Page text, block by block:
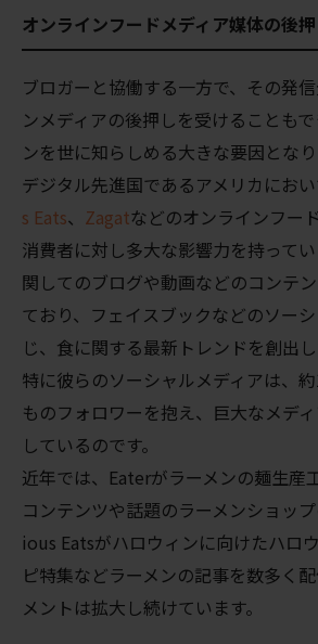
オンラインフードメディア媒体の後
ブロガーと協働する一方で、その発
ンメディアの後押しを受けることも
ンを世に知らしめる大きな要因となり
デジタル先進国であるアメリカにおい
s Eats、 Zagatなどのオンラインフー
消費者に対し多大な影響力を持って
関してのブログや動画などのコンテ
ており、フェイスブックなどのソー
じ、食に関する最新トレンドを創出し
特に彼らのソーシャルメディアは、
ものフォロワーを抱え、巨大なメデ
しているのです。
近年では、Eaterがラーメンの麺生産
コンテンツや話題のラーメンショッ
ious Eatsがハロウィンに向けたハロ
ピ特集などラーメンの記事を数多く
メントは拡大し続けています。